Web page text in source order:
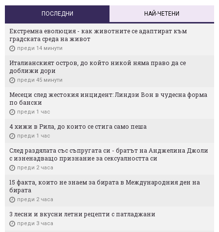
ПОСЛЕДНИ НАЙ-ЧЕТЕНИ
Екстремна еволюция - как животните се адаптират към
градската среда на живот
преди 14 минути
Италианският остров, до който никой няма право да се
доближи дори
преди 45 минути
Месеци след жестокия инцидент: Линдзи Вон в чудесна форма
по бански
преди 1 час
4 хижи в Рила, до които се стига само пеша
преди 1 час
След раздялата със съпругата си - братът на Анджелина Джоли
с изненадващо признание за сексуалността си
преди 2 часа
15 факта, които не знаем за бирата в Международния ден на
бирата
преди 2 часа
3 лесни и вкусни летни рецепти с патладжани
преди 3 часа